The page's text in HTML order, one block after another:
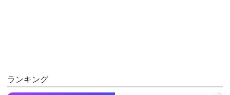
ランキング